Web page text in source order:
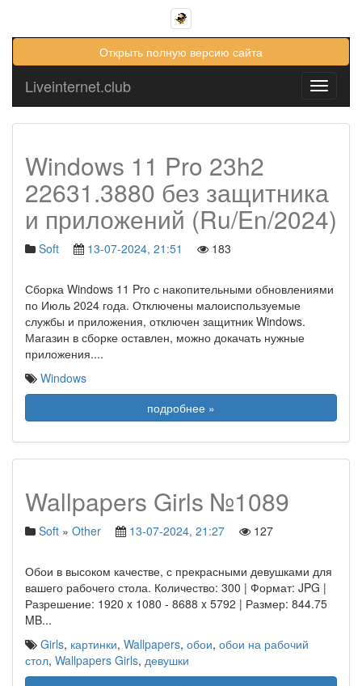
Открыть полную версию сайта
Toggle
Liveinternet.club
Windows 11 Pro 23h2
22631.3880 без защитника
и приложений (Ru/En/2024)
Soft 13-07-2024, 21:51 183
Сборка Windows 11 Pro с накопительными обновлениями
по Июль 2024 года. Отключены малоиспользуемые
службы и приложения, отключен защитник Windows.
Магазин в сборке оставлен, можно докачать нужные
приложения....
Windows
подробнее »
Wallpapers Girls №1089
Soft » Other 13-07-2024, 21:27 127
Обои в высоком качестве, с прекрасными девушками для
вашего рабочего стола. Количество: 300 | Формат: JPG |
Разрешение: 1920 x 1080 - 8688 x 5792 | Размер: 844.75
MB...
Girls, картинки, Wallpapers, обои, обои на рабочий
стол, Wallpapers Girls, девушки